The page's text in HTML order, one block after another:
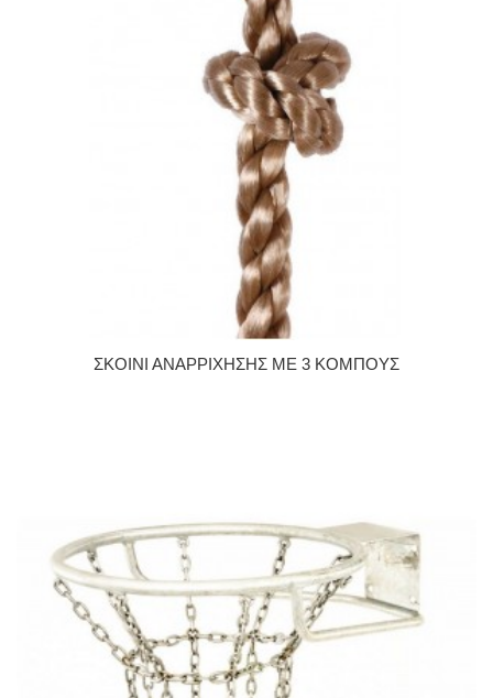
ΣΚΟΙΝΙ ΑΝΑΡΡΙΧΗΣΗΣ ΜΕ 3 ΚΟΜΠΟΥΣ